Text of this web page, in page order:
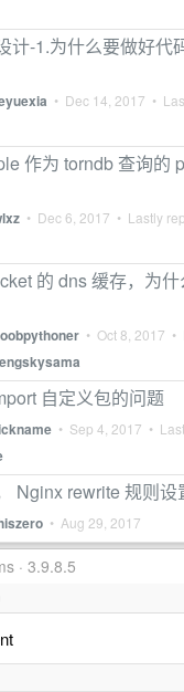
计-1.为什么要做好代
• Dec 14, 2017 •
作为 torndb 查询的
• Dec 6, 2017 • Lastly
的 dns 缓存，为
• Oct 8, 2017 •
自定义包的问题
• Sep 4, 2017 •
Nginx rewrite 规则设
• Aug 29, 2017
· 3.9.8.5